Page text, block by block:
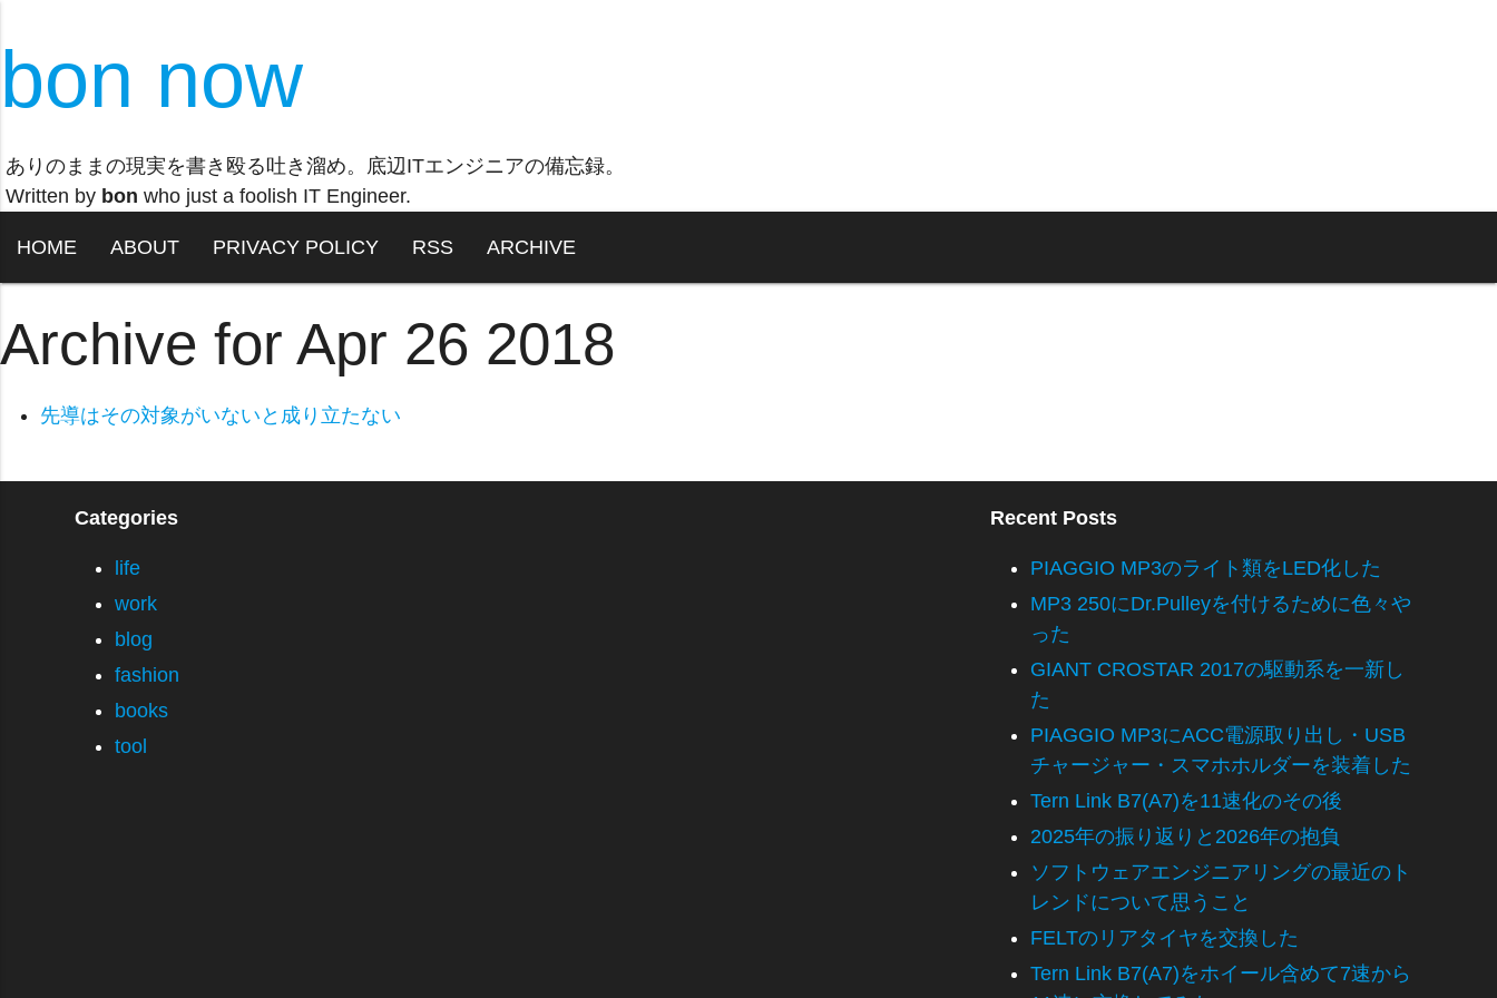
bon now
ありのままの現実を書き殴る吐き溜め。底辺ITエンジニアの備忘録。
Written by bon who just a foolish IT Engineer.
HOME ABOUT PRIVACY POLICY RSS ARCHIVE
Archive for Apr 26 2018
先導はその対象がいないと成り立たない
Categories
life
work
blog
fashion
books
tool
Recent Posts
PIAGGIO MP3のライト類をLED化した
MP3 250にDr.Pulleyを付けるために色々や
った
GIANT CROSTAR 2017の駆動系を一新し
た
PIAGGIO MP3にACC電源取り出し・USB
チャージャー・スマホホルダーを装着した
Tern Link B7(A7)を11速化のその後
2025年の振り返りと2026年の抱負
ソフトウェアエンジニアリングの最近のト
レンドについて思うこと
FELTのリアタイヤを交換した
Tern Link B7(A7)をホイール含めて7速から